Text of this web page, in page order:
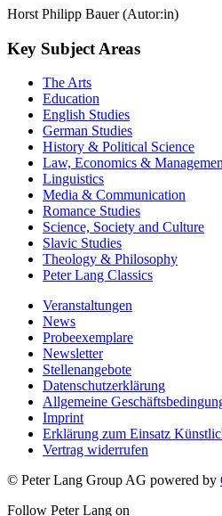
Horst Philipp Bauer (Autor:in)
Key Subject Areas
The Arts
Education
English Studies
German Studies
History & Political Science
Law, Economics &
Linguistics
Media & Communication
Romance Studies
Science, Society and Culture
Slavic Studies
Theology & Philosophy
Peter Lang Classics
Veranstaltungen
News
Probeexemplare
Newsletter
Stellenangebote
Datenschutzerklärung
Allgemeine
Imprint
Erklärung zum Einsatz
Vertrag widerrufen
© Peter Lang Group AG powered by
Follow Peter Lang on